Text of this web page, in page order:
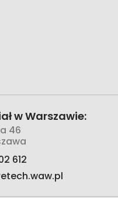
w Warszawie:
46
612